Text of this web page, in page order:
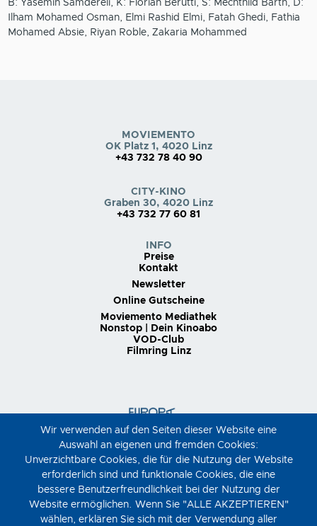
B: Yasemin Samdereli, K: Florian Berutti, S: Mechthild Barth, D:
Ilham Mohamed Osman, Elmi Rashid Elmi, Fatah Ghedi, Fathia
Mohamed Absie, Riyan Roble, Zakaria Mohammed
MOVIEMENTO
OK Platz 1, 4020 Linz
+43 732 78 40 90
CITY-KINO
Graben 30, 4020 Linz
+43 732 77 60 81
INFO
Preise
Kontakt
Newsletter
Online Gutscheine
Moviemento Mediathek
Nonstop | Dein Kinoabo
VOD-Club
Filmring Linz
Wir verwenden auf den Seiten dieser Website eine
Auswahl an eigenen und fremden Cookies:
Unverzichtbare Cookies, die für die Nutzung der Website
erforderlich sind und funktionale Cookies, die eine
bessere Benutzerfreundlichkeit bei der Nutzung der
Website ermöglichen. Wenn Sie "ALLE AKZEPTIEREN"
wählen, erklären Sie sich mit der Verwendung aller